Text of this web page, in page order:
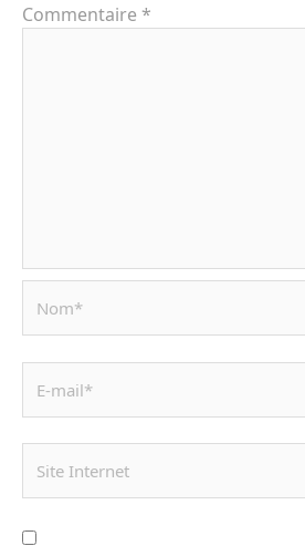
Commentaire *